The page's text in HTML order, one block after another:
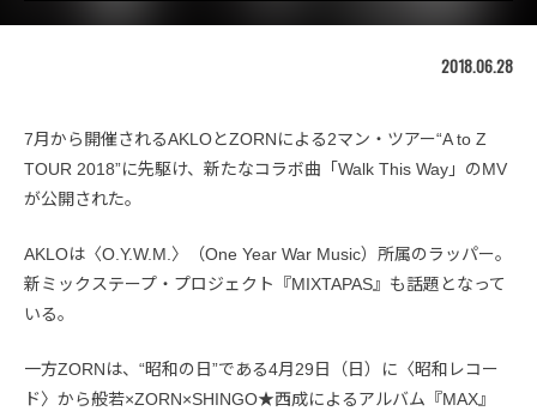
2018.06.28
7月から開催されるAKLOとZORNによる2マン・ツアー“A to Z
TOUR 2018”に先駆け、新たなコラボ曲「Walk This Way」のMV
が公開された。
AKLOは〈O.Y.W.M.〉（One Year War Music）所属のラッパー。
新ミックステープ・プロジェクト『MIXTAPAS』も話題となって
いる。
一方ZORNは、“昭和の日”である4月29日（日）に〈昭和レコー
ド〉から般若×ZORN×SHINGO★西成によるアルバム『MAX』